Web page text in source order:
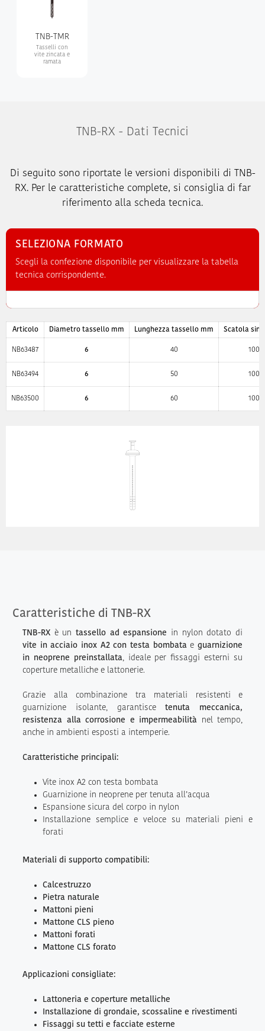
TNB-TMR
Tasselli con
vite zincata e
ramata
TNB-RX - Dati Tecnici
Di seguito sono riportate le versioni disponibili di TNB-
RX. Per le caratteristiche complete, si consiglia di far
riferimento alla scheda tecnica.
SELEZIONA FORMATO
Scegli la confezione disponibile per visualizzare la tabella
tecnica corrispondente.
Articolo Diametro tassello mm Lunghezza tassello mm Scatola
NB63487 6 40 100
NB63494 6 50 100
NB63500 6 60 100
Caratteristiche di TNB-RX
TNB-RX è un tassello ad espansione in nylon dotato di
vite in acciaio inox A2 con testa bombataeguarnizione
in neoprene preinstallata, ideale per fissaggi esterni su
coperture metalliche e lattonerie.
Grazie alla combinazione tra materiali resistenti e
guarnizione isolante, garantiscetenuta meccanica,
resistenza alla corrosione e impermeabilità nel tempo,
anche in ambienti esposti a intemperie.
Caratteristiche principali:
Vite inox A2 con testa bombata
Guarnizione in neoprene per tenuta all’acqua
Espansione sicura del corpo in nylon
Installazione semplice e veloce su materiali pieni e
forati
Materiali di supporto compatibili:
Calcestruzzo
Pietra naturale
Mattoni pieni
Mattone CLS pieno
Mattoni forati
Mattone CLS forato
Applicazioni consigliate:
Lattoneria e coperture metalliche
Installazione di grondaie, scossaline e rivestimenti
Fissaggi su tetti e facciate esterne